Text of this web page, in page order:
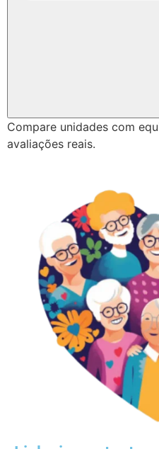
Compare unidades com
avaliações reais.